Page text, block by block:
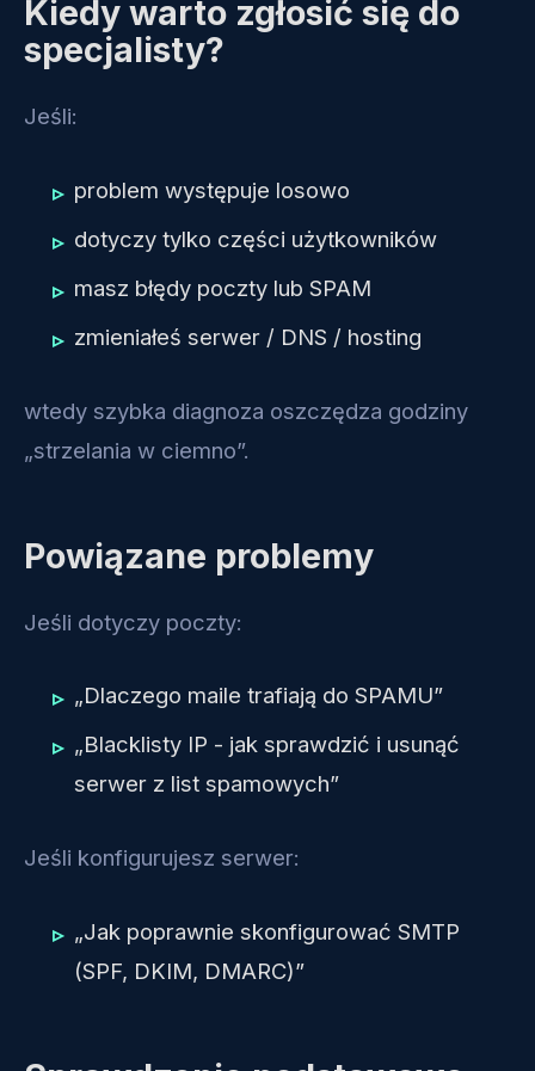
Kiedy warto zgłosić się do
specjalisty?
Jeśli:
problem występuje losowo
dotyczy tylko części użytkowników
masz błędy poczty lub SPAM
zmieniałeś serwer / DNS / hosting
wtedy szybka diagnoza oszczędza godziny
„strzelania w ciemno”.
Powiązane problemy
Jeśli dotyczy poczty:
„Dlaczego maile trafiają do SPAMU”
„Blacklisty IP - jak sprawdzić i usunąć
serwer z list spamowych”
Jeśli konfigurujesz serwer:
„Jak poprawnie skonfigurować SMTP
(SPF, DKIM, DMARC)”